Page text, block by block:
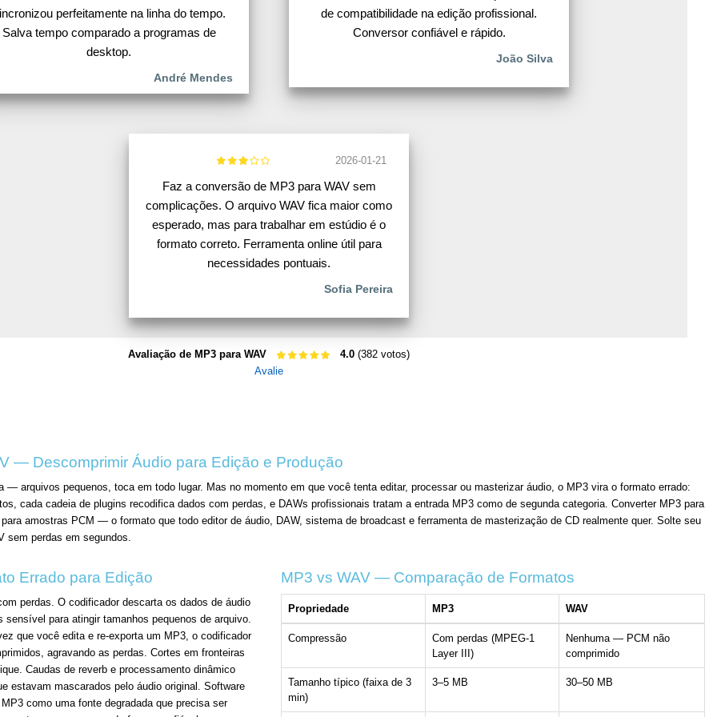
perfeitamente na linha do tempo.
Salva tempo comparado a programas de
desktop.
André Mendes
de compatibilidade na edição profissional.
Conversor confiável e rápido.
João Silva
2026-01-21
Faz a conversão de MP3 para WAV sem
complicações. O arquivo WAV fica maior como
esperado, mas para trabalhar em estúdio é o
formato correto. Ferramenta online útil para
necessidades pontuais.
Sofia Pereira
Avaliação de MP3 para WAV 4.0 (382 votos)
Avalie
— Descomprimir Áudio para Edição e Produção
— arquivos pequenos, toca em todo lugar. Mas no momento em que você tenta editar, processar ou masterizar áudio, o MP3 vira o formato errado:
cada cadeia de plugins recodifica dados com perdas, e DAWs profissionais tratam a entrada MP3 como de segunda categoria. Converter MP3 para
amostras PCM — o formato que todo editor de áudio, DAW, sistema de broadcast e ferramenta de masterização de CD realmente quer. Solte seu
sem perdas em segundos.
Errado para Edição
perdas. O codificador descarta os dados de áudio
sensível para atingir tamanhos pequenos de arquivo.
que você edita e re-exporta um MP3, o codificador
agravando as perdas. Cortes em fronteiras
Caudas de reverb e processamento dinâmico
estavam mascarados pelo áudio original. Software
como uma fonte degradada que precisa ser
MP3 vs WAV — Comparação de Formatos
Propriedade MP3 WAV
Compressão
Com perdas (MPEG-1
Layer III)
Nenhuma — PCM não
comprimido
Tamanho típico (faixa de 3
min)
3–5 MB 30–50 MB